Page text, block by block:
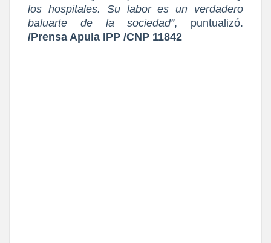
los hospitales. Su labor es un verdadero
baluarte de la sociedad”, puntualizó.
/Prensa Apula IPP /CNP 11842